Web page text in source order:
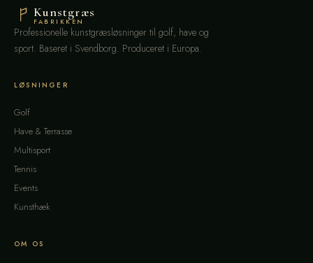
Kunstgræs
FABRIKKEN
Professionelle kunstgræsløsninger til golf, have og
sport. Baseret i Svendborg. Produceret i Europa.
LØSNINGER
Golf
Have & Terrasse
Multisport
Tennis
Events
Kunsthæk
OM OS